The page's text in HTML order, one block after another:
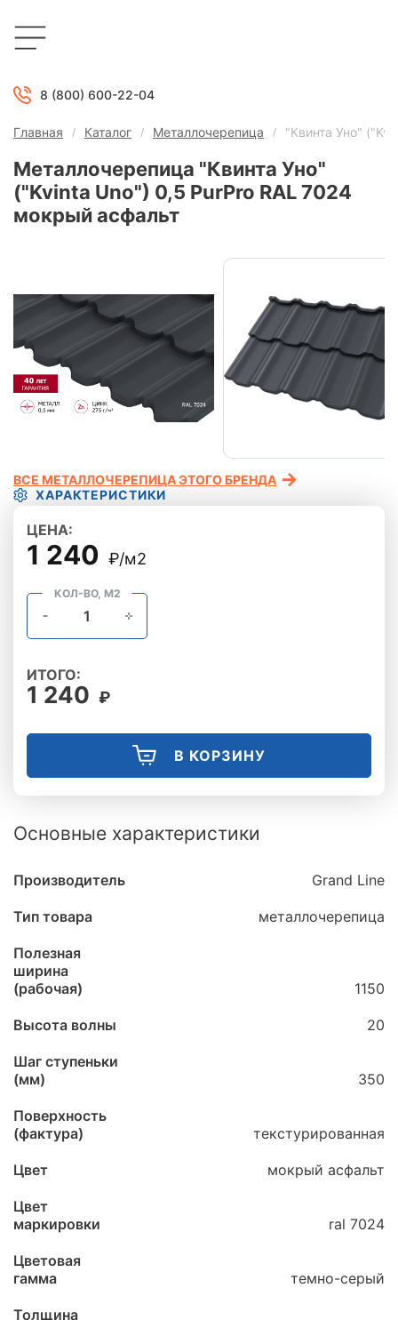
8 (800) 600-22-04
Главная Каталог Металлочерепица "Квинта Уно"
Металлочерепица "Квинта Уно"
("Kvinta Uno") 0,5 PurPro RAL 7024
мокрый асфальт
ХАРАКТЕРИСТИКИ
ВСЕ МЕТАЛЛОЧЕРЕПИЦА ЭТОГО БРЕНДА
ЦЕНА:
1 240 ₽/м2
КОЛ-ВО, М2
ИТОГО:
1 240 ₽
В КОРЗИНУ
Основные характеристики
Производитель Grand Line
Тип товара металлочерепица
Полезная
ширина
(рабочая)
1150
Высота волны 20
Шаг ступеньки
(мм)
350
Поверхность
(фактура)
текстурированная
Цвет мокрый асфальт
Цвет
маркировки
ral 7024
Цветовая
гамма
темно-серый
Толщина